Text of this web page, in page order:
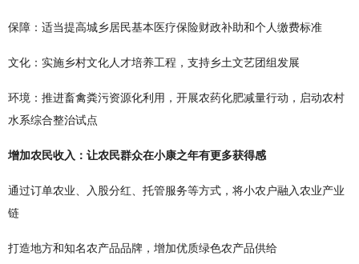
保障：适当提高城乡居民基本医疗保险财政补助和个人缴费标准
文化：实施乡村文化人才培养工程，支持乡土文艺团组发展
环境：推进畜禽粪污资源化利用，开展农药化肥减量行动，启动农村
水系综合整治试点
增加农民收入：让农民群众在小康之年有更多获得感
通过订单农业、入股分红、托管服务等方式，将小农户融入农业产业
链
打造地方和知名农产品品牌，增加优质绿色农产品供给